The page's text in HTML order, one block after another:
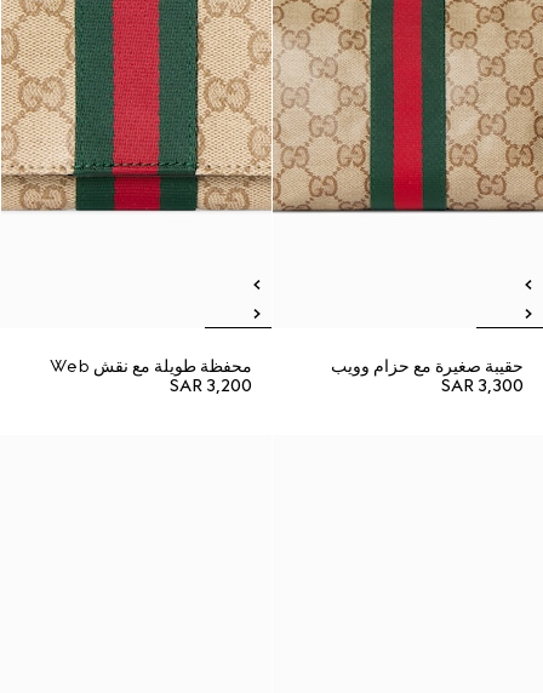
حقيبة صغيرة مع حزام وويب
SAR 3,300
محفظة طويلة مع نقش Web
SAR 3,200